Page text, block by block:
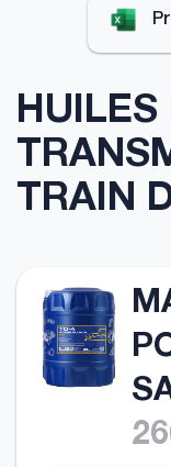
HUILES
TRAIN